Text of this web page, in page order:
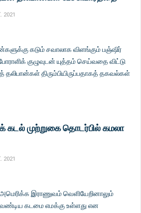
கடும் சவாலாக விளங்கும் பஞ்ஷிர்
குழுவுடன் யுத்தம் செய்வதை விட்டு
தலிபான்கள் திரும்பியிருப்பதாகத் தகவல்கள்
முற்றுகை தொடர்பில் கமலா
இராணுவம் வெளியேறினாலும்
கடமை எமக்கு உள்ளது என